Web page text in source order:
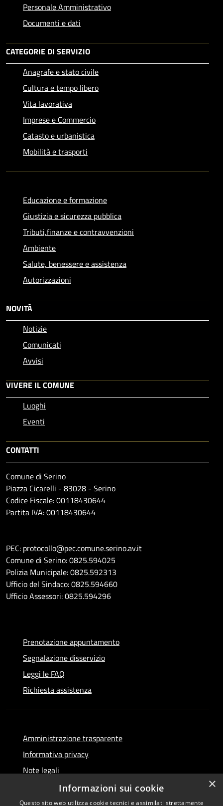
Personale Amministrativo
Documenti e dati
CATEGORIE DI SERVIZIO
Anagrafe e stato civile
Cultura e tempo libero
Vita lavorativa
Imprese e Commercio
Catasto e urbanistica
Mobilità e trasporti
Educazione e formazione
Giustizia e sicurezza pubblica
Tributi,finanze e contravvenzioni
Ambiente
Salute, benessere e assistenza
Autorizzazioni
NOVITÀ
Notizie
Comunicati
Avvisi
VIVERE IL COMUNE
Luoghi
Eventi
CONTATTI
Comune di Serino
Piazza Cicarelli - 83028 - Serino
Codice Fiscale: 00118430644
Partita IVA: 00118430644
PEC: protocollo@pec.comune.serino.av.it
Comune di Serino: 0825.594025
Polizia Municipale: 0825.592313
Ufficio del Sindaco: 0825.594660
Ufficio Assessori: 0825.594296
Prenotazione appuntamento
Segnalazione disservizio
Leggi le FAQ
Richiesta assistenza
Amministrazione trasparente
Informativa privacy
Note legali
Dichiarazione di accessibilità
×
Informazioni sui cookie
Questo sito web utilizza cookie tecnici e assimilati strettamente